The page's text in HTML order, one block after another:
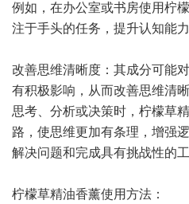
例如，在办公室或书房使用柠
注于手头的任务，提升认知能
改善思维清晰度：其成分可能
有积极影响，从而改善思维清
思考、分析或决策时，柠檬草
路，使思维更加有条理，增强
解决问题和完成具有挑战性的工
柠檬草精油香薰使用方法：